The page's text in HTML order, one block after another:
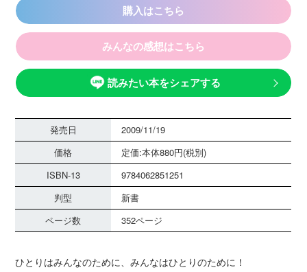
購入はこちら
みんなの感想はこちら
読みたい本をシェアする
発売日
2009/11/19
価格
定価:本体880円(税別)
ISBN-13
9784062851251
判型
新書
ページ数
352ページ
ひとりはみんなのために、みんなはひとりのために！